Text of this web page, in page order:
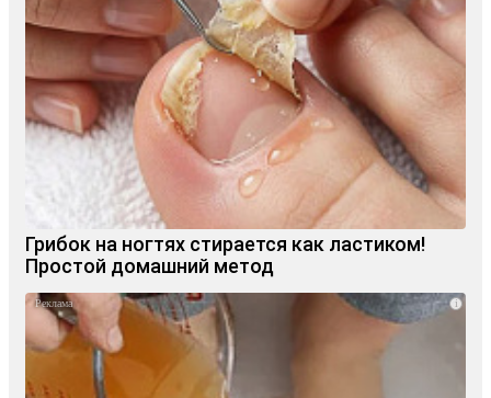
Грибок на ногтях стирается как ластиком!
Простой домашний метод
i